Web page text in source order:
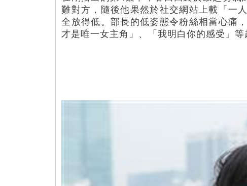
難對方，隨後他果然於社交網站上載「一
全放得低。部長的低姿態令粉絲相當心痛
才是唯一女主角」、「我明白你的感受」